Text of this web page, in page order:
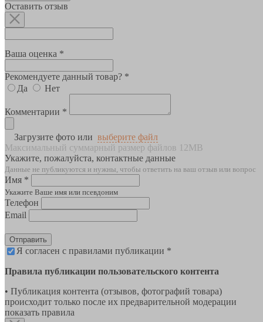
Оставить отзыв
Ваша оценка *
Рекомендуете данный товар? *
Да
Нет
Комментарии *
Загрузите фото или выберите файл
Максимальный суммарный размер файлов 12MB
Укажите, пожалуйста, контактные данные
Данные не публикуются и нужны, чтобы ответить на ваш отзыв или вопрос
Имя *
Укажите Ваше имя или псевдоним
Телефон
Email
Отправить
Я согласен с правилами публикации *
Правила публикации пользовательского контента
• Публикация контента (отзывов, фотографий товара)
происходит только после их предварительной модерации
показать правила